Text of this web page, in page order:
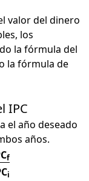
valor del dinero
los
la fórmula del
la fórmula de
IPC
el año deseado
años.
f
i